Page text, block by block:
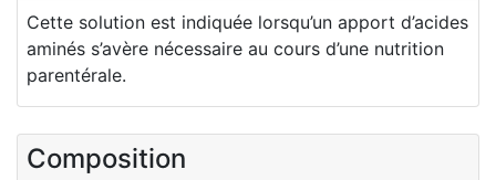
Cette solution est indiquée lorsqu’un apport d’acides
aminés s’avère nécessaire au cours d’une nutrition
parentérale.
Composition